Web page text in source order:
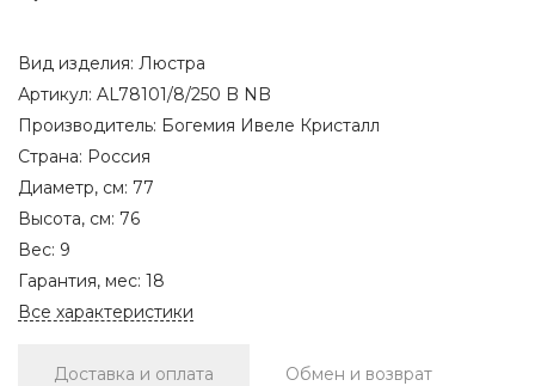
Вид изделия: Люстра
Артикул: AL78101/8/250 B NB
Производитель: Богемия Ивеле Кристалл
Страна: Россия
Диаметр, см: 77
Высота, см: 76
Вес: 9
Гарантия, мес: 18
Все характеристики
Доставка и оплата Обмен и возврат